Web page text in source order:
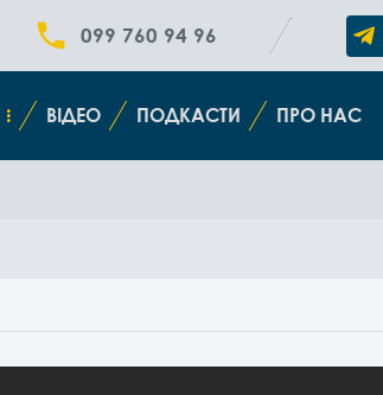
099 760 94 96
ВІДЕО ПОДКАСТИ ПРО НАС